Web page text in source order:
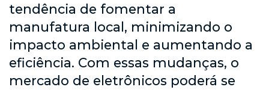
tendência de fomentar a
manufatura local, minimizando o
impacto ambiental e aumentando a
eficiência. Com essas mudanças, o
mercado de eletrônicos poderá se